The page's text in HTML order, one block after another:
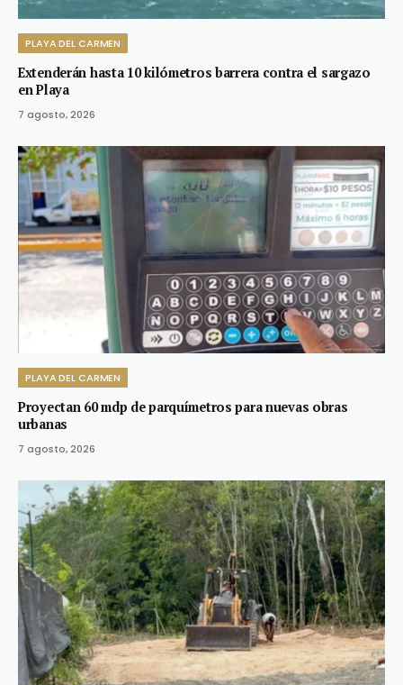
PLAYA DEL CARMEN
Extenderán hasta 10 kilómetros barrera contra el sargazo
en Playa
7 agosto, 2026
PLAYA DEL CARMEN
Proyectan 60 mdp de parquímetros para nuevas obras
urbanas
7 agosto, 2026